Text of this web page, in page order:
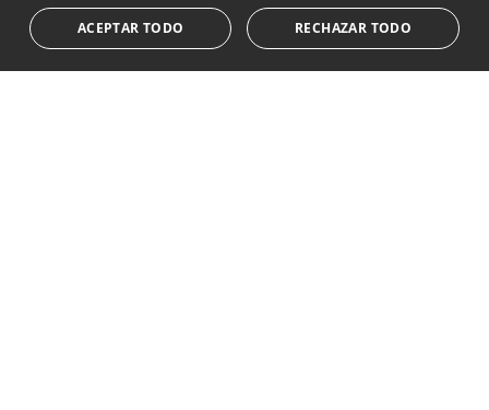
Le informamos que los datos personales obtenidos mediante
este formulario...Expandir
ACEPTAR TODO RECHAZAR TODO